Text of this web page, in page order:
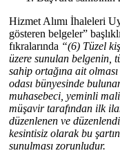
Hizmet Alımı İhaleleri
gösteren belgeler”
fıkralarında “(6) Tüzel
üzere sunulan belgenin,
sahip ortağına ait
odası bünyesinde
muhasebeci, yeminli
müşavir tarafından ilk
düzenlenen ve
kesintisiz olarak bu
sunulması zorunludur.